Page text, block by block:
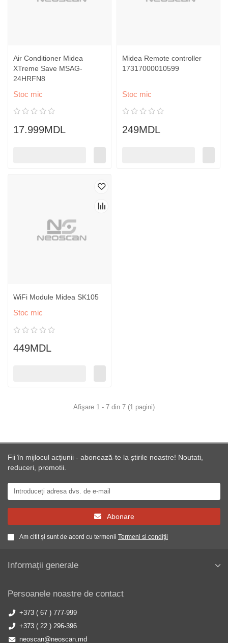
Air Conditioner Midea
XTreme Save MSAG-
24HRFN8
Stoc mic
17.999MDL
Midea Remote controller
17317000010599
Stoc mic
249MDL
WiFi Module Midea SK105
Stoc mic
449MDL
Afişare 1 - 7 din 7 (1 pagini)
Fii în mijlocul acțiunii - abonează-te la știrile noastre! Noutati,
reduceri, promotii.
Abonare
Am citit și sunt de acord cu termenii Termeni si condiții
Informații generale
Persoanele noastre de contact
+373 ( 67 ) 777-999
+373 ( 22 ) 296-396
neoscan@neoscan.md